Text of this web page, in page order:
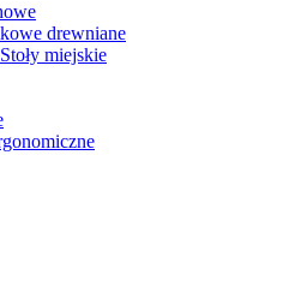
drewniane
miejskie